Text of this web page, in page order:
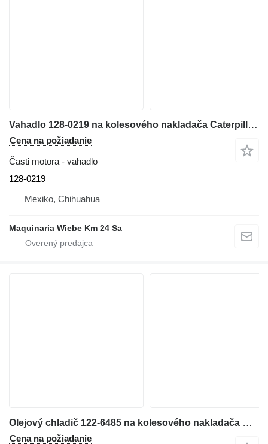
Vahadlo 128-0219 na kolesového nakladača Caterpillar 928G,924G,930K,930M
Cena na požiadanie
Časti motora - vahadlo
128-0219
Mexiko, Chihuahua
Maquinaria Wiebe Km 24 Sa
Olejový chladič 122-6485 na kolesového nakladača Caterpillar 928G,740,IT28G,535B
Cena na požiadanie